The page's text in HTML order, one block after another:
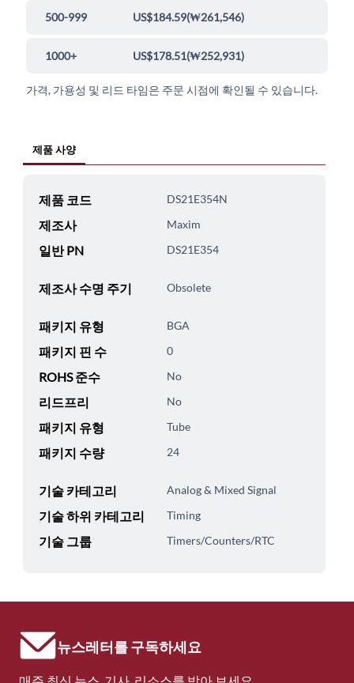
500-999 US$184.59(₩261,546)
1000+ US$178.51(₩252,931)
가격, 가용성 및 리드 타임은 주문 시점에 확인될 수 있습니다.
제품 사양
제품 코드 DS21E354N
제조사 Maxim
일반 PN DS21E354
제조사 수명 주기 Obsolete
패키지 유형 BGA
패키지 핀 수 0
ROHS 준수 No
리드프리 No
패키지 유형 Tube
패키지 수량 24
기술 카테고리 Analog & Mixed Signal
기술 하위 카테고리 Timing
기술 그룹 Timers/Counters/RTC
뉴스레터를 구독하세요